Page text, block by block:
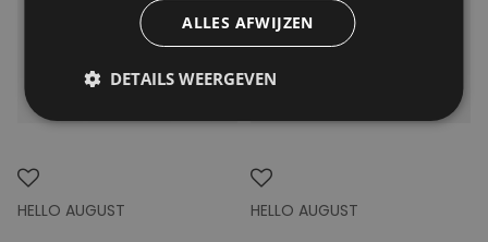
HELLO AUGUST HELLO AUGUST
ALLES AFWIJZEN
DETAILS WEERGEVEN